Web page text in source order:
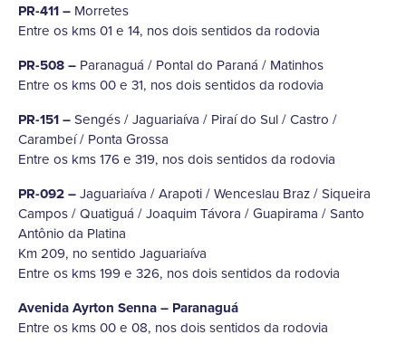
PR-411 – Morretes
Entre os kms 01 e 14, nos dois sentidos da rodovia
PR-508 – Paranaguá / Pontal do Paraná / Matinhos
Entre os kms 00 e 31, nos dois sentidos da rodovia
PR-151 –Sengés / Jaguariaíva / Piraí do Sul / Castro /
Carambeí / Ponta Grossa
Entre os kms 176 e 319, nos dois sentidos da rodovia
PR-092 –Jaguariaíva / Arapoti / Wenceslau Braz / Siqueira
Campos / Quatiguá / Joaquim Távora / Guapirama / Santo
Antônio da Platina
Km 209, no sentido Jaguariaíva
Entre os kms 199 e 326, nos dois sentidos da rodovia
Avenida Ayrton Senna – Paranaguá
Entre os kms 00 e 08, nos dois sentidos da rodovia